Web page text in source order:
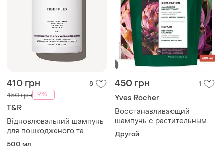
410 грн 8
450 грн -9%
T&R
Відновлювальний шампунь
для пошкодженого та
фарбованого волосся
500 мл
450 грн 1
Yves Rocher
Восстанавливающий
шампунь с растительным
кератином от yves
rocher,екопак 600мл
Другой